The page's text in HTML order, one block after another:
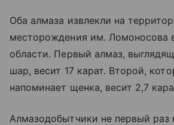
Оба алмаза извлекли на
месторождения им. Ломоносова
области. Первый алмаз,
шар, весит 17 карат. Второй,
напоминает щенка, весит 2,7
Алмазодобытчики не первый раз